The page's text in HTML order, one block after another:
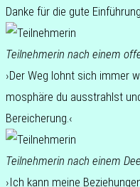
Danke für die gute
Teil­neh­me­rin nach einem
›Der Weg lohnt sich immer
mo­sphä­re du aus­strahlst
Bereicherung.‹
Teil­neh­me­rin nach einem
›Ich kann meine